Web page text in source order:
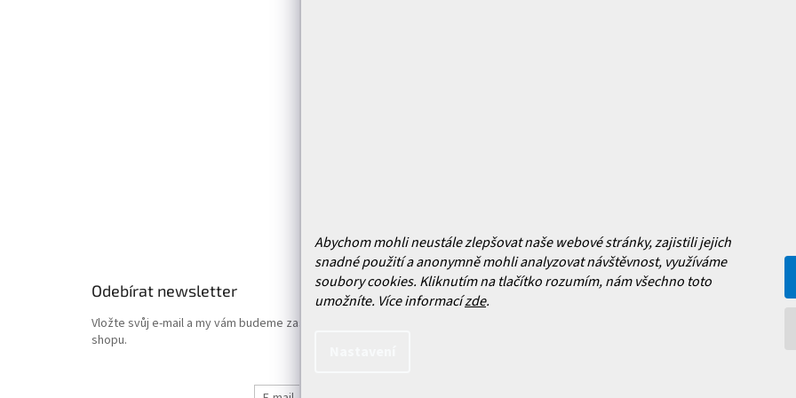
Abychom mohli neustále zlepšovat naše webové stránky, zajistili jejich
snadné použití a anonymně mohli analyzovat návštěvnost, využíváme
soubory cookies. Kliknutím na tlačítko rozumím, nám všechno toto
umožníte. Více informacízde.
Odebírat newsletter
Vložte svůj e-mail a my vám budeme zasílat informace o nových produktech na našem e-
shopu.
Facebook